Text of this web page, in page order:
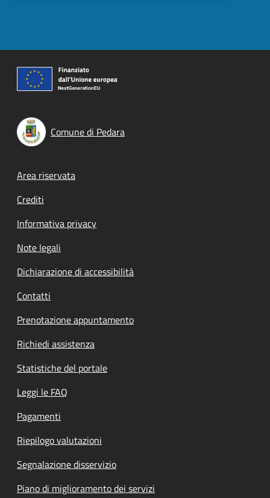
Comune di Pedara
Footer menu
Area riservata
Crediti
Informativa privacy
Note legali
Dichiarazione di accessibilità
Contatti
Prenotazione appuntamento
Richiedi assistenza
Statistiche del portale
Leggi le FAQ
Pagamenti
Riepilogo valutazioni
Segnalazione disservizio
Piano di miglioramento dei servizi